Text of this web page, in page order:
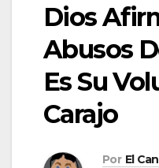
Dios
Abusos
Es Su
Carajo
Por El